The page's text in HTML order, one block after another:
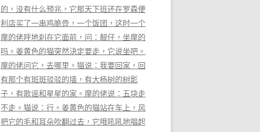
的，没有什么预兆，它那天下班还在罗森便
利店买了一串鸡脆骨，一个饭团，这时一个
摩的佬呼地刹在它面前，问：靓仔，坐摩的
吗。姜黄色的猫突然決定要走，它说坐吧。
摩的佬问它，去哪里。猫说：我要回家，回
有那个有斑斑驳驳的墙，有大杨树的树影
子，有歌谣和星星的家。摩的佬说：五块走
不走。猫说：行。姜黄色的猫站在车上，风
把它的毛和耳朵吹翻过去，它哦吼吼地唱起